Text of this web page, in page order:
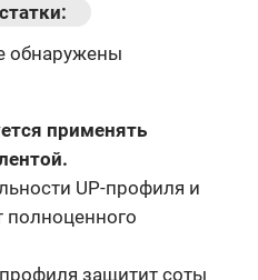
обнаружены
применять
UP-профиля и
полноценного
защитит соты